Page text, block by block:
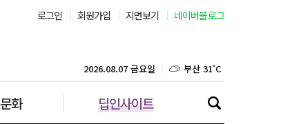
로그인 회원가입 지면보기 네이버블로그
문화 딥인사이트
2026.08.07 금요일
서울 39˚C
대구 37˚C